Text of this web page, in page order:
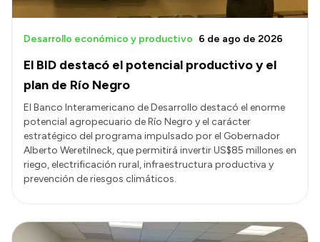
El BID destacó el potencial productivo y el
plan de Río Negro
Desarrollo económico y productivo 6 de ago de 2026
El Banco Interamericano de Desarrollo destacó el enorme
potencial agropecuario de Río Negro y el carácter
estratégico del programa impulsado por el Gobernador
Alberto Weretilneck, que permitirá invertir US$85 millones en
riego, electrificación rural, infraestructura productiva y
prevención de riesgos climáticos.